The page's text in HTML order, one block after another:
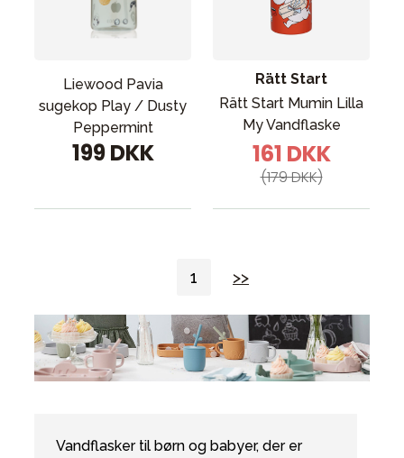
Liewood Pavia
sugekop Play / Dusty
Peppermint
199 DKK
Rätt Start
Rätt Start Mumin Lilla
My Vandflaske
161 DKK
(179 DKK)
1 >>
Vandflasker til børn og babyer, der er